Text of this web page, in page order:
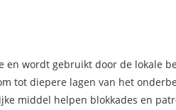
wordt gebruikt door de lokale
tot diepere lagen van het
middel helpen blokkades en